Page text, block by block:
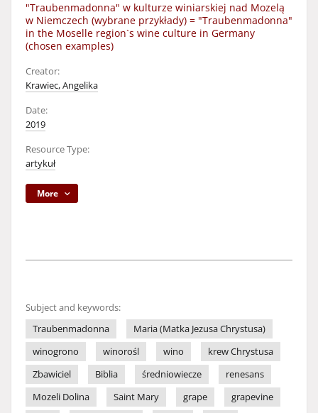
"Traubenmadonna" w kulturze winiarskiej nad Mozelą
w Niemczech (wybrane przykłady) = "Traubenmadonna"
in the Moselle region`s wine culture in Germany
(chosen examples)
Creator:
Krawiec, Angelika
Date:
2019
Resource Type:
artykuł
More
Subject and keywords:
Traubenmadonna
Maria (Matka Jezusa Chrystusa)
winogrono
winorośl wino
krew Chrystusa
Zbawiciel
Biblia średniowiecze
renesans
Mozeli Dolina
Saint Mary grape
grapevine